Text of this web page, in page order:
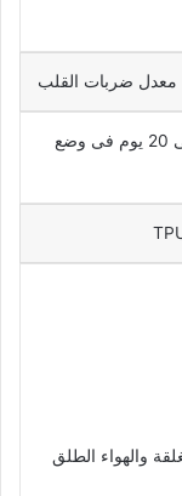
14 يوم ومن الممكن أن تصل الى 20 يوم فى وضع
والهواء الطلق